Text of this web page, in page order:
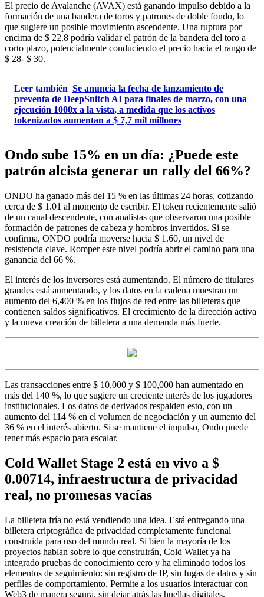
El precio de Avalanche (AVAX) está ganando impulso debido a la
formación de una bandera de toros y patrones de doble fondo, lo
que sugiere un posible movimiento ascendente. Una ruptura por
encima de $ 22.8 podría validar el patrón de la bandera del toro a
corto plazo, potencialmente conduciendo el precio hacia el rango de
$ 28- $ 30.
Leer también Se anuncia la fecha de lanzamiento de
preventa de DeepSnitch AI para finales de marzo, con una
ejecución 1000x a la vista, a medida que los activos
tokenizados aumentan a $ 7,7 mil millones
Ondo sube 15% en un día: ¿Puede este
patrón alcista generar un rally del 66%?
ONDO ha ganado más del 15 % en las últimas 24 horas, cotizando
cerca de $ 1.01 al momento de escribir. El token recientemente salió
de un canal descendente, con analistas que observaron una posible
formación de patrones de cabeza y hombros invertidos. Si se
confirma, ONDO podría moverse hacia $ 1.60, un nivel de
resistencia clave. Romper este nivel podría abrir el camino para una
ganancia del 66 %.
El interés de los inversores está aumentando. El número de titulares
grandes está aumentando, y los datos en la cadena muestran un
aumento del 6,400 % en los flujos de red entre las billeteras que
contienen saldos significativos. El crecimiento de la dirección activa
y la nueva creación de billetera a una demanda más fuerte.
Las transacciones entre $ 10,000 y $ 100,000 han aumentado en
más del 140 %, lo que sugiere un creciente interés de los jugadores
institucionales. Los datos de derivados respalden esto, con un
aumento del 114 % en el volumen de negociación y un aumento del
36 % en el interés abierto. Si se mantiene el impulso, Ondo puede
tener más espacio para escalar.
Cold Wallet Stage 2 está en vivo a $
0.00714, infraestructura de privacidad
real, no promesas vacías
La billetera fría no está vendiendo una idea. Está entregando una
billetera criptográfica de privacidad completamente funcional
construida para uso del mundo real. Si bien la mayoría de los
proyectos hablan sobre lo que construirán, Cold Wallet ya ha
integrado pruebas de conocimiento cero y ha eliminado todos los
elementos de seguimiento: sin registro de IP, sin fugas de datos y sin
perfiles de comportamiento. Permite a los usuarios interactuar con
Web3 de manera segura, sin dejar atrás las huellas digitales.